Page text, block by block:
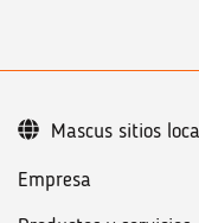
Empresa
Mascus sitios